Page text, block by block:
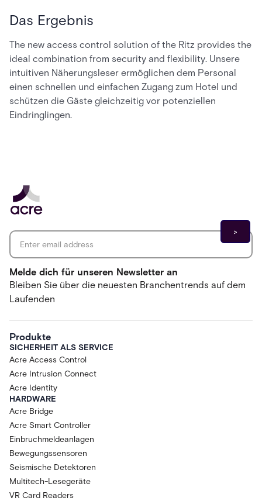
Das Ergebnis
The new access control solution of the Ritz provides the
ideal combination from security and flexibility. Unsere
intuitiven Näherungsleser ermöglichen dem Personal
einen schnellen und einfachen Zugang zum Hotel und
schützen die Gäste gleichzeitig vor potenziellen
Eindringlingen.
Melde dich für unseren Newsletter an
Bleiben Sie über die neuesten Branchentrends auf dem
Laufenden
Produkte
SICHERHEIT ALS SERVICE
Acre Access Control
Acre Intrusion Connect
Acre Identity
HARDWARE
Acre Bridge
Acre Smart Controller
Einbruchmeldeanlagen
Bewegungssensoren
Seismische Detektoren
Multitech-Lesegeräte
VR Card Readers